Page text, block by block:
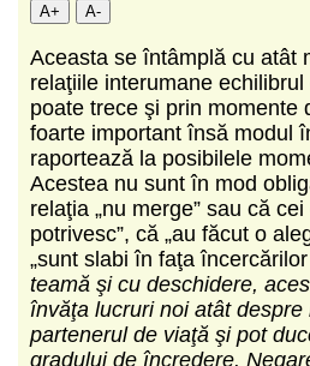
A+ A-
Aceasta se întâmplă cu atât
relaţiile interumane
poate trece şi prin momente
foarte important însă modul
raportează la posibilele
Acestea nu sunt în mod
relaţia „nu merge” sau că cei
potrivesc”, că „au făcut o
„sunt slabi în faţa încercărilor
teamă şi cu deschidere,
învăţa lucruri noi atât
partenerul de viaţă şi pot
gradului de încredere.